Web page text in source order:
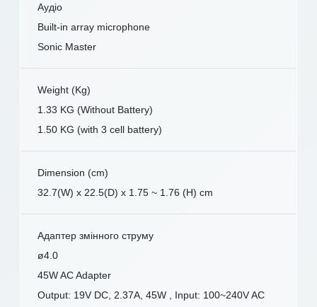
Аудіо
Built-in array microphone
Sonic Master
Weight (Kg)
1.33 KG (Without Battery)
1.50 KG (with 3 cell battery)
Dimension (cm)
32.7(W) x 22.5(D) x 1.75 ~ 1.76 (H) cm
Адаптер змінного струму
ø4.0
45W AC Adapter
Output: 19V DC, 2.37A, 45W , Input: 100~240V AC